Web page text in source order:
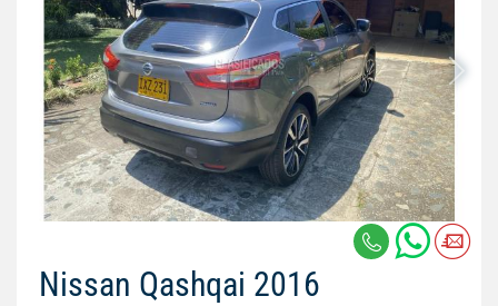
Nissan Qashqai 2016